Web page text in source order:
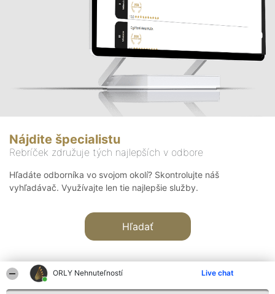
ORLY Nehnuteľností Live chat
Nájdite špecialistu
Rebríček združuje tých najlepších v odbore
Hľadáte odborníka vo svojom okolí? Skontrolujte náš
vyhľadávač. Využívajte len tie najlepšie služby.
Hľadať